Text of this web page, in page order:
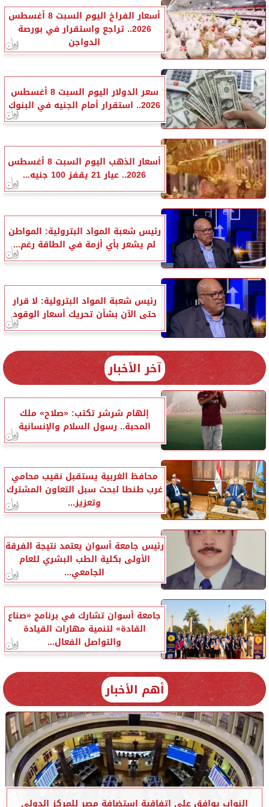
أسعار الفراخ اليوم السبت 8 أغسطس
2026.. تراجع واستقرار في بورصة
الدواجن
سعر الدولار اليوم السبت 8 أغسطس
2026.. استقرار أمام الجنيه في البنوك
أسعار الذهب اليوم السبت 8 أغسطس
2026.. عيار 21 يقفز 100 جنيه...
رئيس شعبة المواد البترولية: المواطن
لم يشعر بأي أزمة في الطاقة رغم...
رئيس شعبة المواد البترولية: لا قرار
حتى الآن بشأن تحريك أسعار الوقود
آخر الأخبار
إلهام شرشر تكتب: «صلاح» ملك
المحبة.. رسول السلام والإنسانية
محافظ الغربية يستقبل نقيب محامي
غرب طنطا لبحث سبل التعاون المشترك
وتعزيز...
رئيس جامعة أسوان يعتمد نتيجة الفرقة
الأولى بكلية الطب البشري للعام
الجامعي...
جامعة أسوان تشارك في برنامج «صناع
القادة» لتنمية مهارات القيادة
والتواصل الفعال...
أهم الأخبار
النواب يوافق على اتفاقية استضافة مصر للمركز الدولي